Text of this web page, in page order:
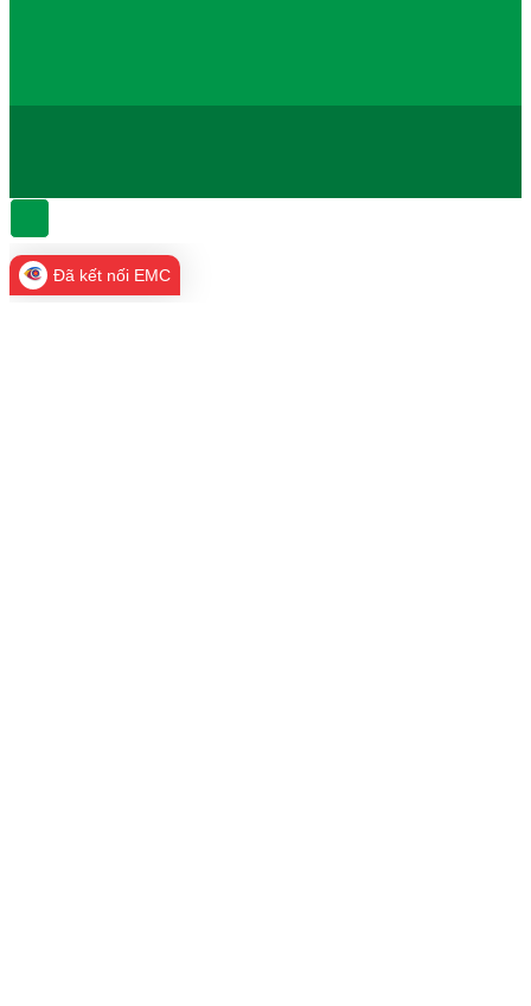
Đã kết nối EMC